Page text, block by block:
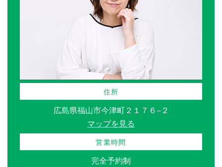
住所
広島県福山市今津町２１７６−２
マップを見る
営業時間
完全予約制